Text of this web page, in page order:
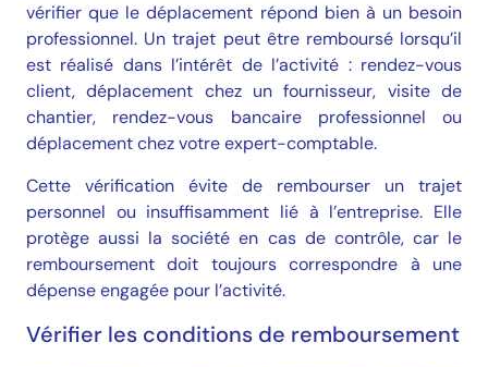
vérifier que le déplacement répond bien à un besoin
professionnel. Un trajet peut être remboursé lorsqu’il
est réalisé dans l’intérêt de l’activité : rendez-vous
client, déplacement chez un fournisseur, visite de
chantier, rendez-vous bancaire professionnel ou
déplacement chez votre expert-comptable.
Cette vérification évite de rembourser un trajet
personnel ou insuffisamment lié à l’entreprise. Elle
protège aussi la société en cas de contrôle, car le
remboursement doit toujours correspondre à une
dépense engagée pour l’activité.
Vérifier les conditions de remboursement